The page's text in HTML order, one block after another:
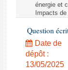
énergie et
Impacts
Question
Date de
dépôt :
13/05/2025